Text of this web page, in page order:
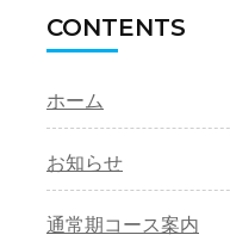
CONTENTS
ホーム
お知らせ
通常期コース案内